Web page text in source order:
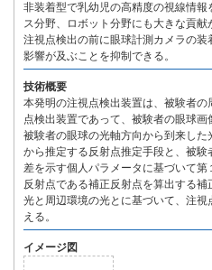
非装着型で乳幼児の高精度の視線情
ス分野、ロボット分野にも大きな貢献
注視点検出の前に眼球計測カメラの
影響が及ぶことを抑制できる。
技術概要
本発明の注視点検出装置は、被験者
点検出装置であって、被験者の眼球画
被験者の眼球の光軸方向から到来し
から推定する反射点推定手段と、被
差を示す個人パラメータに基づいて
反射点である補正反射点を算出する
光と周辺環境の光とに基づいて、注
える。
イメージ図